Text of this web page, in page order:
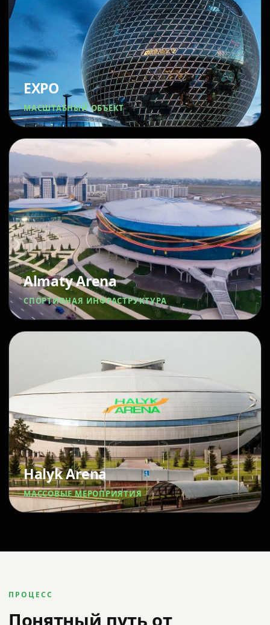
EXPO
МАСШТАБНЫЙ ОБЪЕКТ
Almaty Arena
СПОРТИВНАЯ ИНФРАСТРУКТУРА
Halyk Arena
МАССОВЫЕ МЕРОПРИЯТИЯ
ПРОЦЕСС
Понятный путь от